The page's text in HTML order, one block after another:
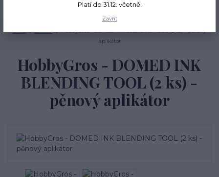
aplikátor
HobbyGros - DOMED INK
BLENDING TOOL (2 ks) -
pěnový aplikátor
Platí do 31.12. včetně.
Zavřít